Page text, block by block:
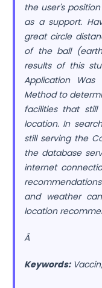
the user's
as a support.
great circle
of the ball
results of this
Application Was
Method to
facilities that
location. In
still serving the
the database
internet
and weather
location
Â
Keywords: